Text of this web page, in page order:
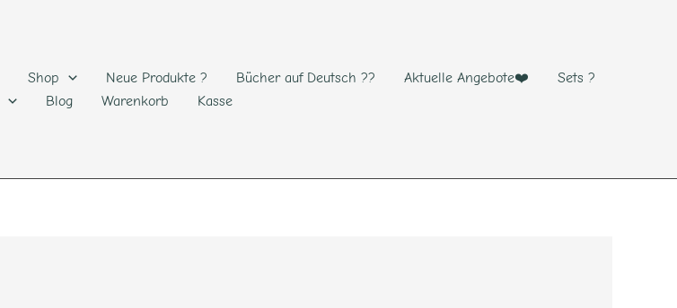
Shop Neue Produkte ? Bücher auf Deutsch ?? Aktuelle Angebote❤️
Sets ?
Blog Warenkorb Kasse